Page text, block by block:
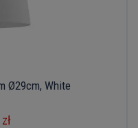
Ø29cm, White